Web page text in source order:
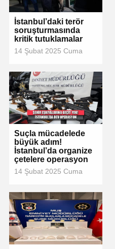
İstanbul’daki terör
soruşturmasında
kritik tutuklamalar
14 Şubat 2025 Cuma
Suçla mücadelede
büyük adım!
İstanbul’da organize
çetelere operasyon
14 Şubat 2025 Cuma